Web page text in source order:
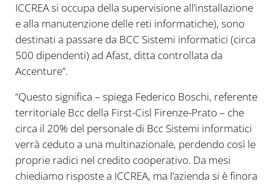
ICCREA si occupa della supervisione all’installazione
e alla manutenzione delle reti informatiche), sono
destinati a passare da BCC Sistemi informatici (circa
500 dipendenti) ad Afast, ditta controllata da
Accenture”.
“Questo significa – spiega Federico Boschi, referente
territoriale Bcc della First-Cisl Firenze-Prato – che
circa il 20% del personale di Bcc Sistemi informatici
verrà ceduto a una multinazionale, perdendo così le
proprie radici nel credito cooperativo. Da mesi
chiediamo risposte a ICCREA, ma l’azienda si è finora